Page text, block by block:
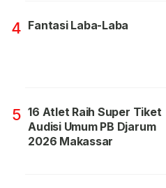
4 Fantasi Laba-Laba
5 16 Atlet Raih Super Tiket
Audisi Umum PB Djarum
2026 Makassar